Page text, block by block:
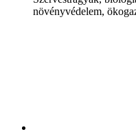
növényvédelem,